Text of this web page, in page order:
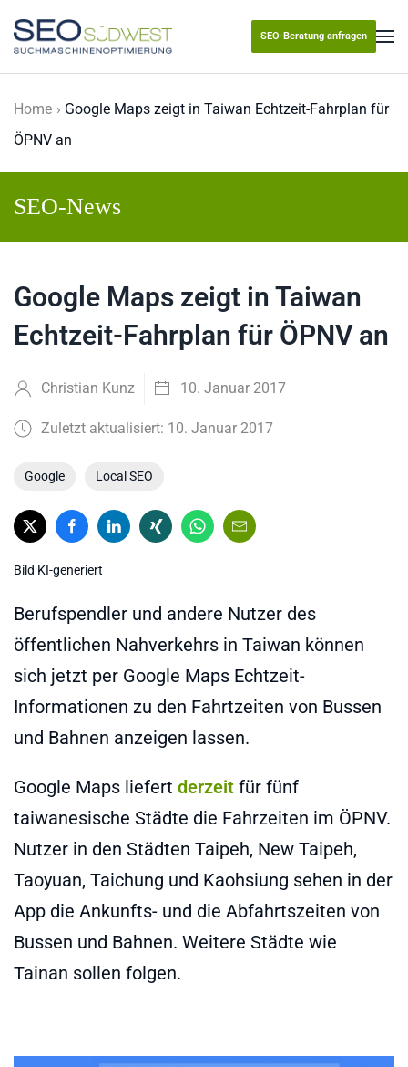
Skip to main content
SEO-Beratung anfragen
Home
Google Maps zeigt in Taiwan Echtzeit-Fahrplan für
ÖPNV an
SEO-News
Google Maps zeigt in Taiwan
Echtzeit-Fahrplan für ÖPNV an
Christian Kunz 10. Januar 2017
Zuletzt aktualisiert: 10. Januar 2017
Google Local SEO
Bild KI-generiert
Berufspendler und andere Nutzer des
öffentlichen Nahverkehrs in Taiwan können
sich jetzt per Google Maps Echtzeit-
Informationen zu den Fahrtzeiten von Bussen
und Bahnen anzeigen lassen.
Google Maps liefert derzeit für fünf
taiwanesische Städte die Fahrzeiten im ÖPNV.
Nutzer in den Städten Taipeh, New Taipeh,
Taoyuan, Taichung und Kaohsiung sehen in der
App die Ankunfts- und die Abfahrtszeiten von
Bussen und Bahnen. Weitere Städte wie
Tainan sollen folgen.